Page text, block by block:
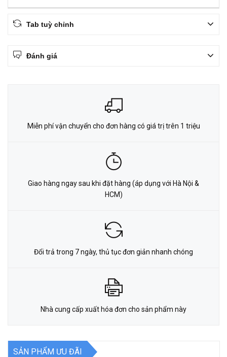
Tab tuỳ chỉnh
Đánh giá
Miễn phí vận chuyển cho đơn hàng có giá trị trên 1 triệu
Giao hàng ngay sau khi đặt hàng (áp dụng với Hà Nội &
HCM)
Đổi trả trong 7 ngày, thủ tục đơn giản nhanh chóng
Nhà cung cấp xuất hóa đơn cho sản phẩm này
SẢN PHẨM ƯU ĐÃI